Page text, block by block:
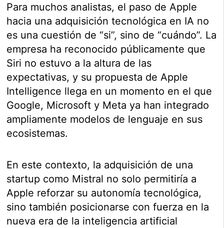
Para muchos analistas, el paso de Apple
hacia una adquisición tecnológica en IA no
es una cuestión de “si”, sino de “cuándo”. La
empresa ha reconocido públicamente que
Siri no estuvo a la altura de las
expectativas, y su propuesta de Apple
Intelligence llega en un momento en el que
Google, Microsoft y Meta ya han integrado
ampliamente modelos de lenguaje en sus
ecosistemas.
En este contexto, la adquisición de una
startup como Mistral no solo permitiría a
Apple reforzar su autonomía tecnológica,
sino también posicionarse con fuerza en la
nueva era de la inteligencia artificial